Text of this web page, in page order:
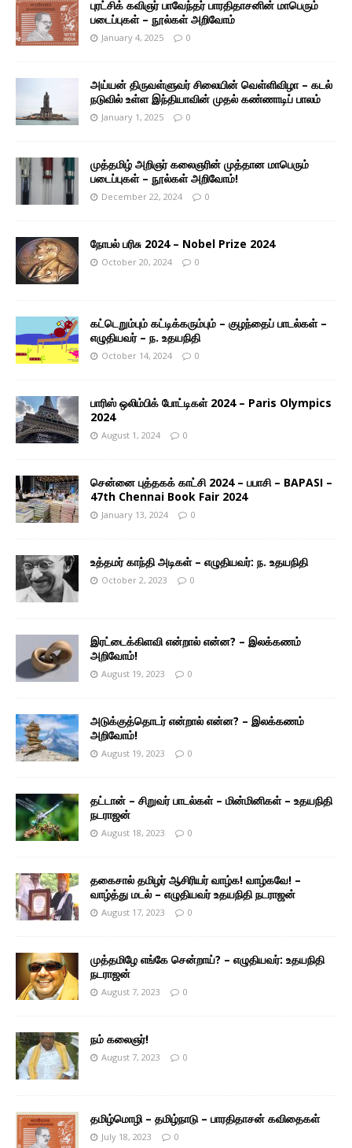
புரட்சிக் கவிஞர் பாவேந்தர் பாரதிதாசனின் மாபெரும்
படைப்புகள் – நூல்கள் அறிவோம்
January 4, 2025 0
அய்யன் திருவள்ளுவர் சிலையின் வெள்ளிவிழா – கடல்
நடுவில் உள்ள இந்தியாவின் முதல் கண்ணாடிப் பாலம்
January 1, 2025 0
முத்தமிழ் அறிஞர் கலைஞரின் முத்தான மாபெரும்
படைப்புகள் – நூல்கள் அறிவோம்!
December 22, 2024 0
நோபல் பரிசு 2024 – Nobel Prize 2024
October 20, 2024 0
கட்டெறும்பும் கட்டிக்கரும்பும் – குழந்தைப் பாடல்கள் –
எழுதியவர் – ந. உதயநிதி
October 14, 2024 0
பாரிஸ் ஒலிம்பிக் போட்டிகள் 2024 – Paris Olympics
2024
August 1, 2024 0
சென்னை புத்தகக் காட்சி 2024 – பபாசி – BAPASI –
47th Chennai Book Fair 2024
January 13, 2024 0
உத்தமர் காந்தி அடிகள் – எழுதியவர்: ந. உதயநிதி
October 2, 2023 0
இரட்டைக்கிளவி என்றால் என்ன? – இலக்கணம்
அறிவோம்!
August 19, 2023 0
அடுக்குத்தொடர் என்றால் என்ன? – இலக்கணம்
அறிவோம்!
August 19, 2023 0
தட்டான் – சிறுவர் பாடல்கள் – மின்மினிகள் – உதயநிதி
நடராஜன்
August 18, 2023 0
தகைசால் தமிழர் ஆசிரியர் வாழ்க! வாழ்கவே! –
வாழ்த்து மடல் – எழுதியவர் உதயநிதி நடராஜன்
August 17, 2023 0
முத்தமிழே எங்கே சென்றாய்? – எழுதியவர்: உதயநிதி
நடராஜன்
August 7, 2023 0
நம் கலைஞர்!
August 7, 2023 0
தமிழ்மொழி – தமிழ்நாடு – பாரதிதாசன் கவிதைகள்
July 18, 2023 0